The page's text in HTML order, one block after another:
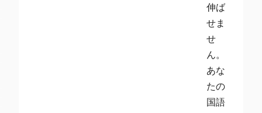
伸ば
せま
せ
ん。
あな
たの
国語